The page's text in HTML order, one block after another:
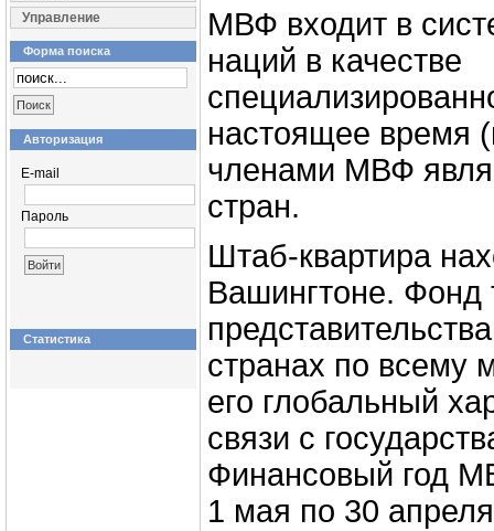
Управление
Форма поиска
Авторизация
E-mail
Пароль
Статистика
МВФ входит в
наций в качестве
настоящее время
членами МВФ
стран.
Штаб-квартира
Вашингтоне. Фонд
странах по всему
его глобальный
связи с
Финансовый год
1 мая по 30